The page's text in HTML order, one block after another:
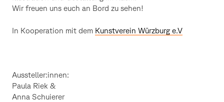
Wir freuen uns euch an Bord zu sehen!
In Kooperation mit dem Kunstverein Würzburg e.V
Aussteller:innen:
Paula Riek &
Anna Schuierer